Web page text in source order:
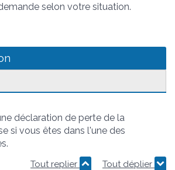
selon votre situation.
déclaration de perte de la
si vous êtes dans l'une des
Tout replier Tout déplier